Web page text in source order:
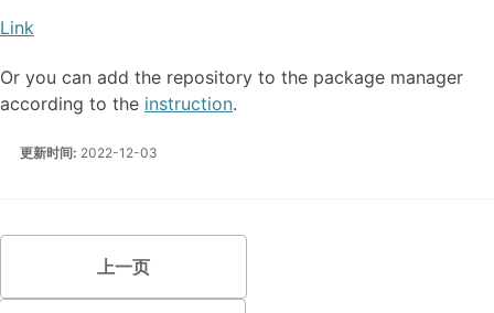
添加默认 authlib-injector 验证服务器
稳定版
用户协议
Link
Or you can add the repository to the package manager
according to the instruction.
更新时间: 2022-12-03
上一页